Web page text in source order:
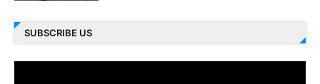
SUBSCRIBE US